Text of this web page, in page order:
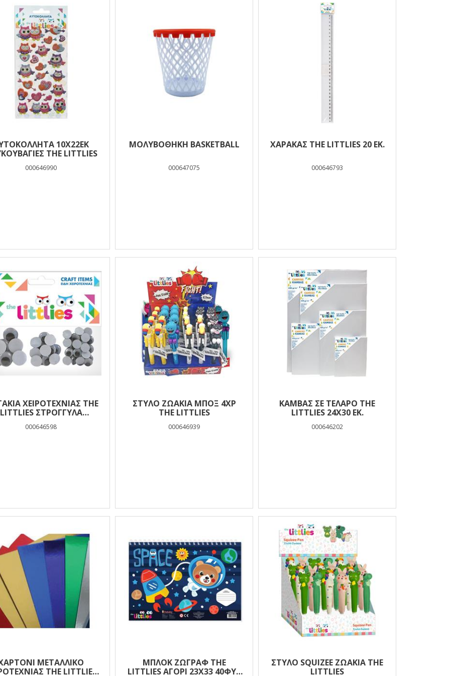
10X22EK
THE LITTLIES
000646990
ΜΟΛΥΒΟΘΗΚΗ BASKETBALL
000647075
ΧΆΡΑΚΑΣ THE LITTLIES 20 ΕΚ.
000646793
ΧΕΙΡΟΤΕΧΝΊΑΣ THE
LITTLIES ΣΤΡΌΓΓΥΛΑ
28X12MM 48 ΤΜΧ.
000646598
ΣΤΥΛΟ ΖΩΑΚΙΑ ΜΠΟΞ 4ΧΡ
THE LITTLIES
000646939
ΚΑΜΒΆΣ ΣΕ ΤΕΛΆΡΟ THE
LITTLIES 24X30 ΕΚ.
000646202
ΜΕΤΑΛΛΙΚΌ
THE LITTLIES
ΜΠΛΟΚ ΖΩΓΡΑΦ THE
LITTLIES ΑΓΟΡΙ 23X33 40ΦΥΛ
ΣΤΥΛΟ SQUIZEE ΖΩΑΚΙΑ THE
LITTLIES